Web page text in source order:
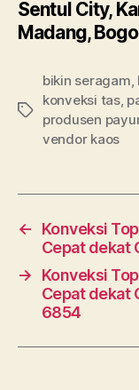
Sentul City,
Madang,
Tags
bikin seragam,
konveksi tas,
produsen
vendor kaos
←
Konveksi
Cepat dekat
→
Konveksi
Cepat dekat
6854